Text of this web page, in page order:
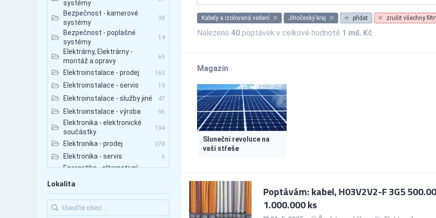
systémy
Bezpečnost - kamerové
systémy
38
Bezpečnost - poplašné
systémy
14
Elektrárny, Elektrárny -
montáž a opravy
69
Elektroinstalace - prodej 163
Elektroinstalace - servis 19
Elektroinstalace - služby jiné 47
Elektroinstalace - výroba 96
Elektronika - elektronické
součástky
104
Elektronika - prodej 378
Elektronika - servis 6
Energetika - alternativní
Export-Import - baterie,
elektronika
120
Export-Import - elektronika
Lokalita
Kabely a izolovaná vedení Jihočeský kraj přidat zrušit všechny
Nalezeno 40poptávek v celkové hodnotě 1 mil. Kč
Magazín
Sluneční revoluce na
vaší střeše
Poptávám: kabel, H03V2V2-F 3G5
1.000.000 ks